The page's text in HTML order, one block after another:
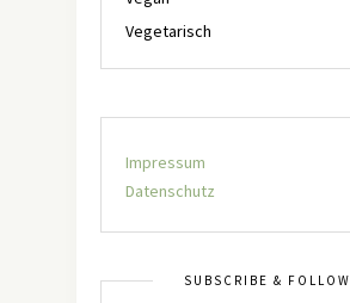
Vegetarisch
Impressum
Datenschutz
SUBSCRIBE & FOLLOW